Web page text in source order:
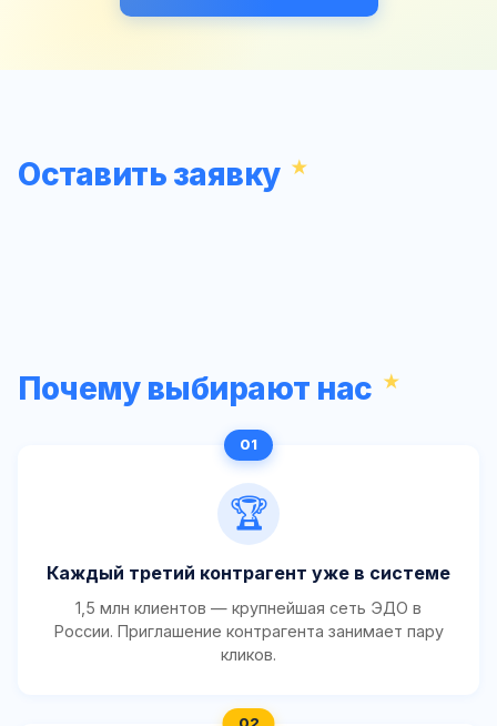
Оставить заявку
Почему выбирают нас
🏆
Каждый третий контрагент уже в системе
1,5 млн клиентов — крупнейшая сеть ЭДО в
России. Приглашение контрагента занимает пару
кликов.